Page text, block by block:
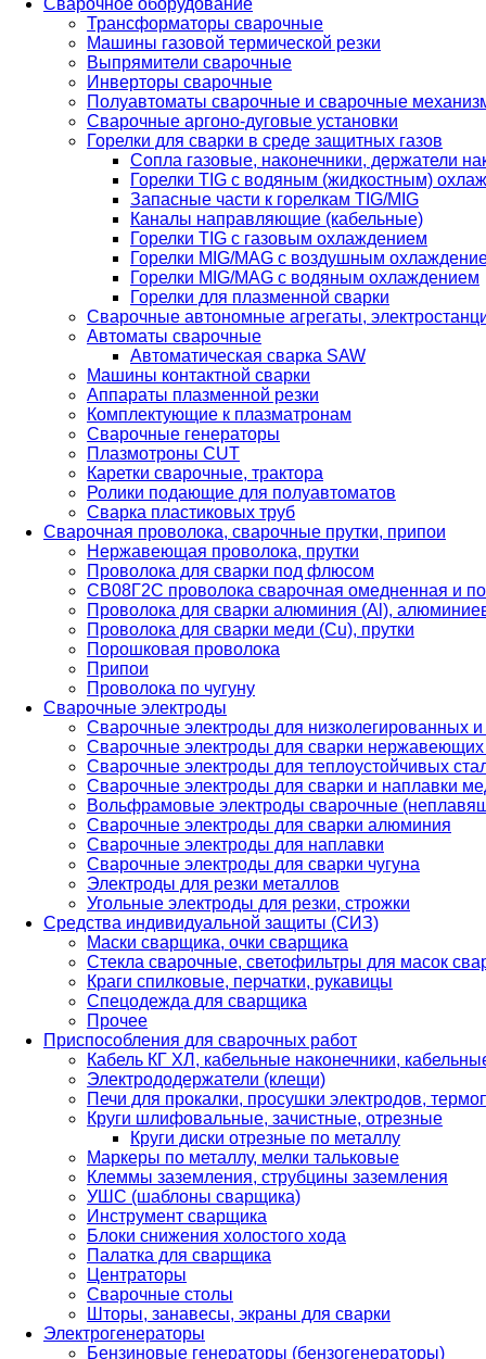
Сварочное оборудование
Трансформаторы сварочные
Машины газовой термической резки
Выпрямители сварочные
Инверторы сварочные
Полуавтоматы сварочные и сварочные
Сварочные аргоно-дуговые установки
Горелки для сварки в среде защитных газов
Сопла газовые, наконечники, держатели
Горелки TIG с водяным (жидкостным)
Запасные части к горелкам TIG/MIG
Каналы направляющие (кабельные)
Горелки TIG с газовым охлаждением
Горелки MIG/MAG с воздушным
Горелки MIG/MAG с водяным охлаждением
Горелки для плазменной сварки
Сварочные автономные агрегаты,
Автоматы сварочные
Автоматическая сварка SAW
Машины контактной сварки
Аппараты плазменной резки
Комплектующие к плазматронам
Сварочные генераторы
Плазмотроны CUT
Каретки сварочные, трактора
Ролики подающие для полуавтоматов
Сварка пластиковых труб
Сварочная проволока, сварочные прутки, припои
Нержавеющая проволока, прутки
Проволока для сварки под флюсом
СВ08Г2С проволока сварочная омедненная и
Проволока для сварки алюминия (Al),
Проволока для сварки меди (Cu), прутки
Порошковая проволока
Припои
Проволока по чугуну
Сварочные электроды
Сварочные электроды для низколегированных и
Сварочные электроды для сварки
Сварочные электроды для теплоустойчивых
Сварочные электроды для сварки и наплавки
Вольфрамовые электроды сварочные
Сварочные электроды для сварки алюминия
Сварочные электроды для наплавки
Сварочные электроды для сварки чугуна
Электроды для резки металлов
Угольные электроды для резки, строжки
Средства индивидуальной защиты (СИЗ)
Маски сварщика, очки сварщика
Стекла сварочные, светофильтры для масок
Краги спилковые, перчатки, рукавицы
Спецодежда для сварщика
Прочее
Приспособления для сварочных работ
Кабель КГ ХЛ, кабельные наконечники,
Электрододержатели (клещи)
Печи для прокалки, просушки электродов,
Круги шлифовальные, зачистные, отрезные
Круги диски отрезные по металлу
Маркеры по металлу, мелки тальковые
Клеммы заземления, струбцины заземления
УШС (шаблоны сварщика)
Инструмент сварщика
Блоки снижения холостого хода
Палатка для сварщика
Центраторы
Сварочные столы
Шторы, занавесы, экраны для сварки
Электрогенераторы
Бензиновые генераторы (бензогенераторы)